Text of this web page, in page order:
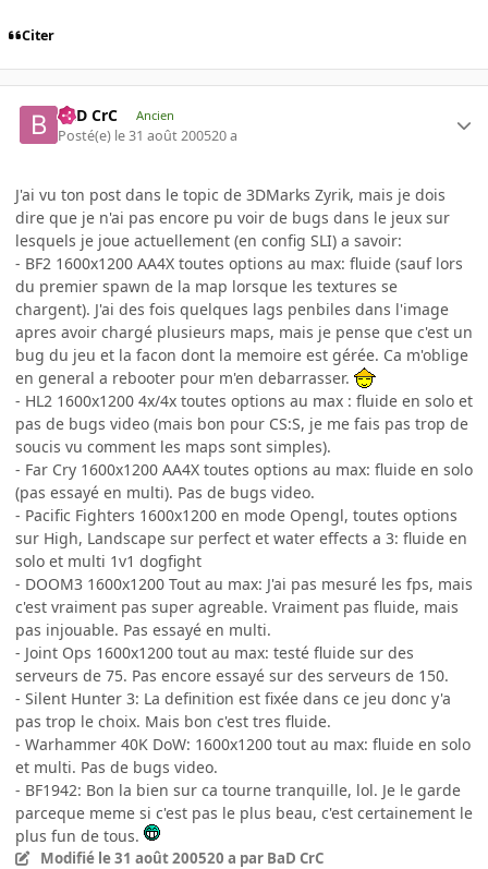
Citer
BaD CrC Ancien
Posté(e) le 31 août 200520 a
J'ai vu ton post dans le topic de 3DMarks Zyrik, mais je dois
dire que je n'ai pas encore pu voir de bugs dans le jeux sur
lesquels je joue actuellement (en config SLI) a savoir:
- BF2 1600x1200 AA4X toutes options au max: fluide (sauf lors
du premier spawn de la map lorsque les textures se
chargent). J'ai des fois quelques lags penbiles dans l'image
apres avoir chargé plusieurs maps, mais je pense que c'est un
bug du jeu et la facon dont la memoire est gérée. Ca m'oblige
en general a rebooter pour m'en debarrasser.
- HL2 1600x1200 4x/4x toutes options au max : fluide en solo et
pas de bugs video (mais bon pour CS:S, je me fais pas trop de
soucis vu comment les maps sont simples).
- Far Cry 1600x1200 AA4X toutes options au max: fluide en solo
(pas essayé en multi). Pas de bugs video.
- Pacific Fighters 1600x1200 en mode Opengl, toutes options
sur High, Landscape sur perfect et water effects a 3: fluide en
solo et multi 1v1 dogfight
- DOOM3 1600x1200 Tout au max: J'ai pas mesuré les fps, mais
c'est vraiment pas super agreable. Vraiment pas fluide, mais
pas injouable. Pas essayé en multi.
- Joint Ops 1600x1200 tout au max: testé fluide sur des
serveurs de 75. Pas encore essayé sur des serveurs de 150.
- Silent Hunter 3: La definition est fixée dans ce jeu donc y'a
pas trop le choix. Mais bon c'est tres fluide.
- Warhammer 40K DoW: 1600x1200 tout au max: fluide en solo
et multi. Pas de bugs video.
- BF1942: Bon la bien sur ca tourne tranquille, lol. Je le garde
parceque meme si c'est pas le plus beau, c'est certainement le
plus fun de tous.
Modifié le 31 août 200520 a par BaD CrC